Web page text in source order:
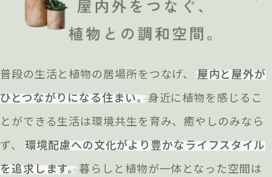
普段の生活と植物の居場所をつなげ、
屋内と屋外が
ひとつながりになる住まい。身近に植物を感じるこ
とができる生活は環境共生を育み、癒やしのみなら
ず、
環境配慮への文化がより豊かなライフスタイル
を追求します。暮らしと植物が一体となった空間は